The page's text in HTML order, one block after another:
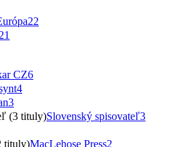
22
21
CZ6
4
3
(3 tituly)Slovenský spisovateľ3
tituly)MacLehose Press2